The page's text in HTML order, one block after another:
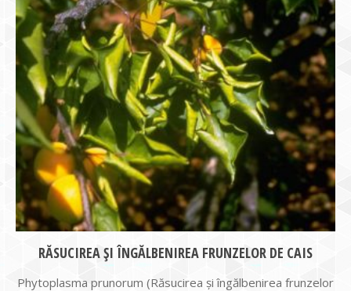
RĂSUCIREA ȘI ÎNGĂLBENIREA FRUNZELOR DE CAIS
Phytoplasma prunorum (Răsucirea și îngălbenirea frunzelor